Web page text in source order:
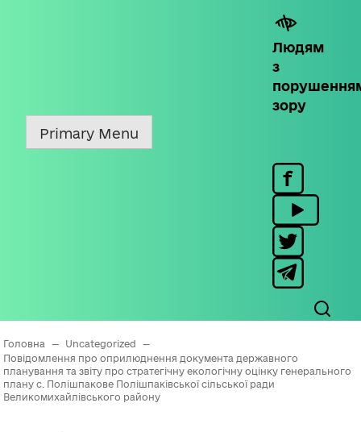
Людям
з
зору
Primary Menu
Головна — Uncategorized
—
Повідомлення про оприлюднення документа державного
планування та звіту про стратегічну екологічну оцінку генерального
плану с. Полішпакове Полішпаківської сільської ради
Великомихайлівського району